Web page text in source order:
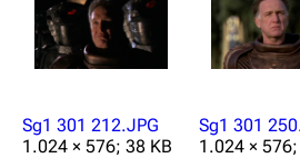
Sg1 301 212.JPG
1.024 × 576; 38 KB
Sg1 301
1.024 ×